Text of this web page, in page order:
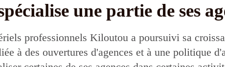
une partie de ses
professionnels Kiloutou a poursuivi sa
à des ouvertures d'agences et à une politique